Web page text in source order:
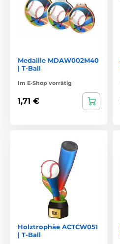
Medaille MDAW002M40
| T-Ball
Im E-Shop vorrätig
1,71 €
Holztrophäe ACTCW051
| T-Ball